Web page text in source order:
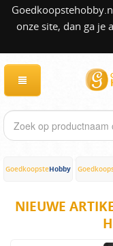
onze site, dan ga je
GoedkoopsteHobby
NIEUWE